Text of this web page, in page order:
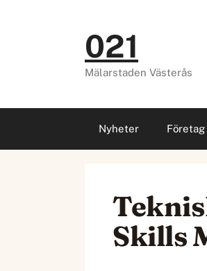
021
Mälarstaden Västerås
Nyheter Företag
Skills